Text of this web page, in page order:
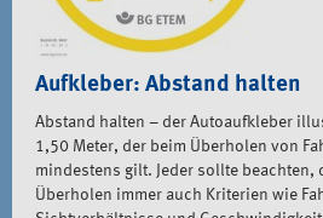
Aufkleber: Abstand halten
Abstand halten – der Autoaufkleber
1,50 Meter, der beim Überholen von
mindestens gilt. Jeder sollte beachten,
Überholen immer auch Kriterien wie